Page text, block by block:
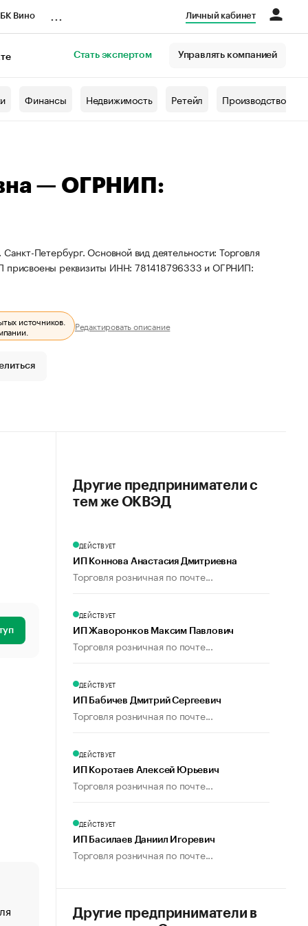
Вино Личный кабинет
Стать экспертом Управлять компанией
Финансы Недвижимость Ретейл Производство
— ОГРНИП:
Петербург. Основной вид деятельности: Торговля
присвоены реквизиты ИНН: 781418796333 и ОГРНИП:
источников.
Редактировать описание
«От спорта тело стареет иначе». Как живет глава
Другие предприниматели с
тем же ОКВЭД
ДЕЙСТВУЕТ
ИП Коннова Анастасия Дмитриевна
Торговля розничная по почте...
ДЕЙСТВУЕТ
ИП Жаворонков Максим Павлович
Торговля розничная по почте...
ДЕЙСТВУЕТ
ИП Бабичев Дмитрий Сергеевич
Торговля розничная по почте...
ДЕЙСТВУЕТ
ИП Коротаев Алексей Юрьевич
Торговля розничная по почте...
ДЕЙСТВУЕТ
ИП Басилаев Даниил Игоревич
Торговля розничная по почте...
Другие предприниматели в